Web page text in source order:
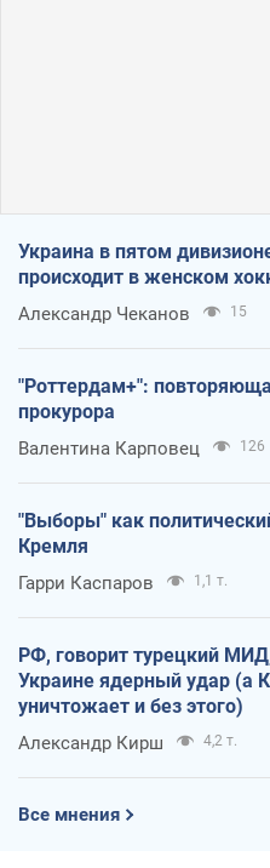
Украина в пятом
происходит в женском
Александр Чеканов 15
"Роттердам+":
прокурора
Валентина Карповец 126
"Выборы" как
Кремля
Гарри Каспаров 1,1 т.
РФ, говорит турецкий
Украине ядерный удар (а
уничтожает и без этого)
Александр Кирш 4,2 т.
Все мнения